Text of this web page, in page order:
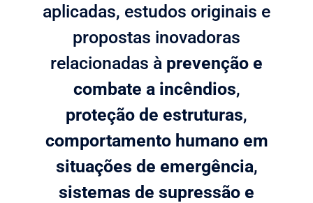
aplicadas, estudos originais e
propostas inovadoras
relacionadas à prevenção e
combate a incêndios,
proteção de estruturas,
comportamento humano em
situações de emergência,
sistemas de supressão e